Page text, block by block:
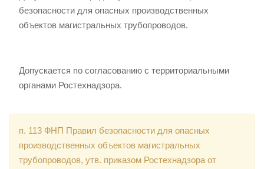
безопасности для опасных производственных
объектов магистральных трубопроводов.
Допускается по согласованию с территориальными
органами Ростехнадзора.
п. 113 ФНП Правил безопасности для опасных
производственных объектов магистральных
трубопроводов, утв. приказом Ростехнадзора от